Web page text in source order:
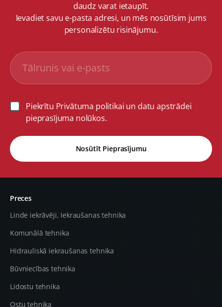
daudz varat ietaupīt.
Ievadiet savu e-pasta adresi, un mēs nosūtīsim jums
personalizētu risinājumu.
Piekrītu Privātuma politikai un datu apstrādei
pieprasījuma nolūkos.
Nosūtīt Pieprasījumu
Preces
Linde iekrāvēji, Iekraušanas tehnika
Komunālā tehnika
Hidrauliskā iekraušanas tehnika
Būvniecības tehnika
Lidostu tehnika
Ostu tehnika